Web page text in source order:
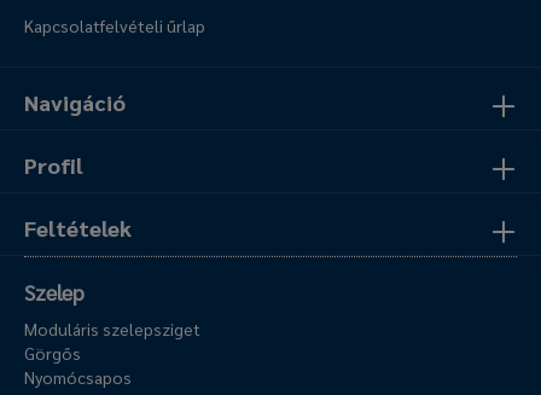
Navigáció
Profil
Feltételek
Kapcsolatfelvételi űrlap
Szelep
Moduláris szelepsziget
Görgős
Nyomócsapos